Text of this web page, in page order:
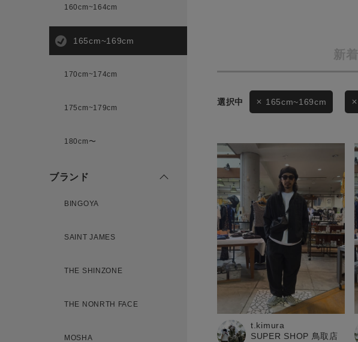
ログイン / マイページ
こ
160cm~164cm
165cm~169cm
170cm~174cm
175cm~179cm
180cm〜
ブランド
BINGOYA
SAINT JAMES
THE SHINZONE
THE NONRTH FACE
MOSHA
新
165cm~169cm
t.kimura
SUPER SHOP 鳥取店